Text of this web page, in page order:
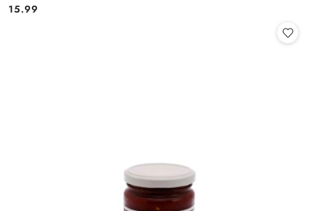
Cena:
15.99